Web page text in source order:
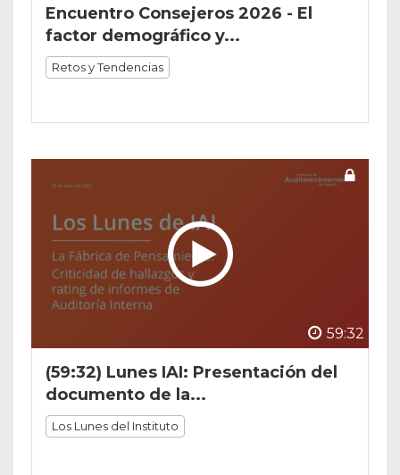
Encuentro Consejeros 2026 - El
factor demográfico y...
Retos y Tendencias
59:32
(59:32) Lunes IAI: Presentación del
documento de la...
Los Lunes del Instituto